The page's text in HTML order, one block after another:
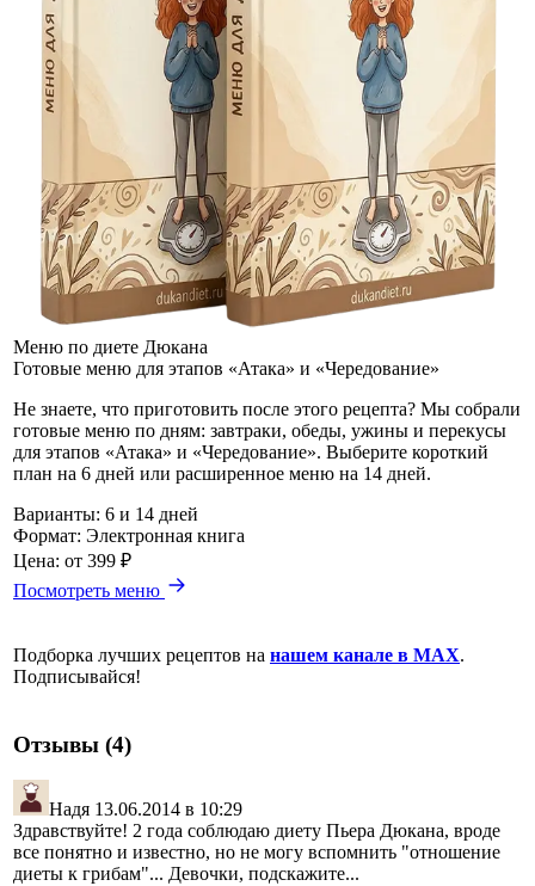
Меню по диете Дюкана
Готовые меню для этапов «Атака» и «Чередование»
Не знаете, что приготовить после этого рецепта? Мы собрали
готовые меню по дням: завтраки, обеды, ужины и перекусы
для этапов «Атака» и «Чередование». Выберите короткий
план на 6 дней или расширенное меню на 14 дней.
Варианты: 6 и 14 дней
Формат: Электронная книга
Цена: от 399 ₽
Посмотреть меню
Подборка лучших рецептов на нашем канале в MAX.
Подписывайся!
Отзывы (4)
Надя 13.06.2014 в 10:29
Здравствуйте! 2 года соблюдаю диету Пьера Дюкана, вроде
все понятно и известно, но не могу вспомнить "отношение
диеты к грибам"... Девочки, подскажите...